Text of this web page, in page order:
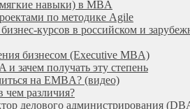
навыки) в MBA
по методике Agile
бизнес-курсов в российском и
бизнесом (Executive MBA)
и зачем получать эту степень
на EMBA? (видео)
различия?
делового администрирования